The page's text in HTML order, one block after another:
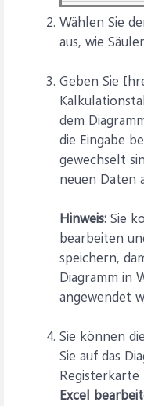
Wählen Sie
aus, wie
Geben Sie
dem
die Eingabe
gewechselt
neuen Daten
Hinweis: Sie
bearbeiten
speichern,
Diagramm in
angewendet
Sie können
Sie auf das
Registerkarte
Excel